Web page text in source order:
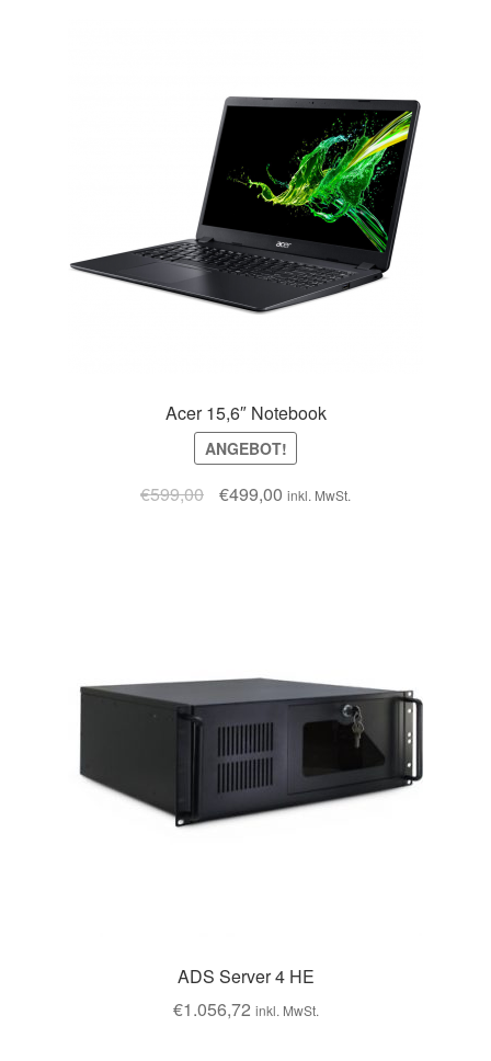
Acer 15,6″ Notebook
ANGEBOT!
€599,00 €499,00 inkl. MwSt.
ADS Server 4 HE
€1.056,72 inkl. MwSt.